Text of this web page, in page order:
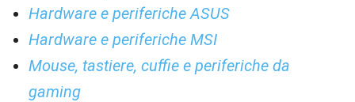
Hardware e periferiche ASUS
Hardware e periferiche MSI
Mouse, tastiere, cuffie e periferiche da
gaming